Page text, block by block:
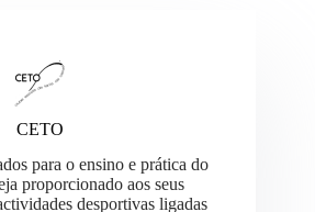
CETO
para o ensino e prática do
proporcionado aos seus
desportivas ligadas